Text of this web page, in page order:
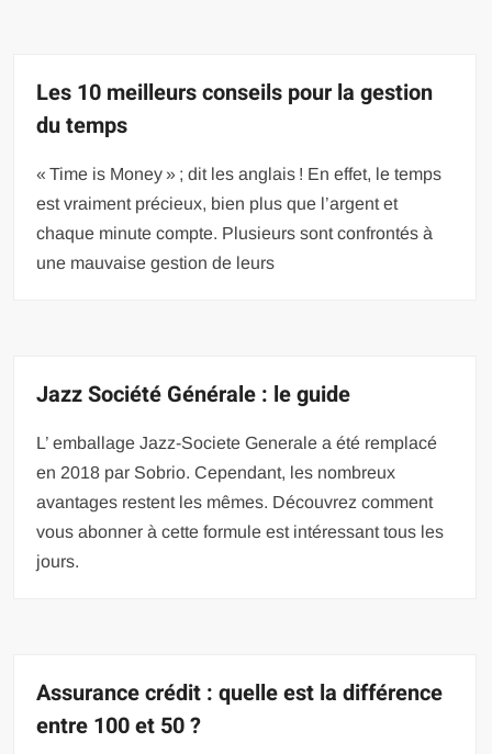
Les 10 meilleurs conseils pour la gestion
du temps
« Time is Money » ; dit les anglais ! En effet, le temps
est vraiment précieux, bien plus que l’argent et
chaque minute compte. Plusieurs sont confrontés à
une mauvaise gestion de leurs
Jazz Société Générale : le guide
L’ emballage Jazz-Societe Generale a été remplacé
en 2018 par Sobrio. Cependant, les nombreux
avantages restent les mêmes. Découvrez comment
vous abonner à cette formule est intéressant tous les
jours.
Assurance crédit : quelle est la différence
entre 100 et 50 ?